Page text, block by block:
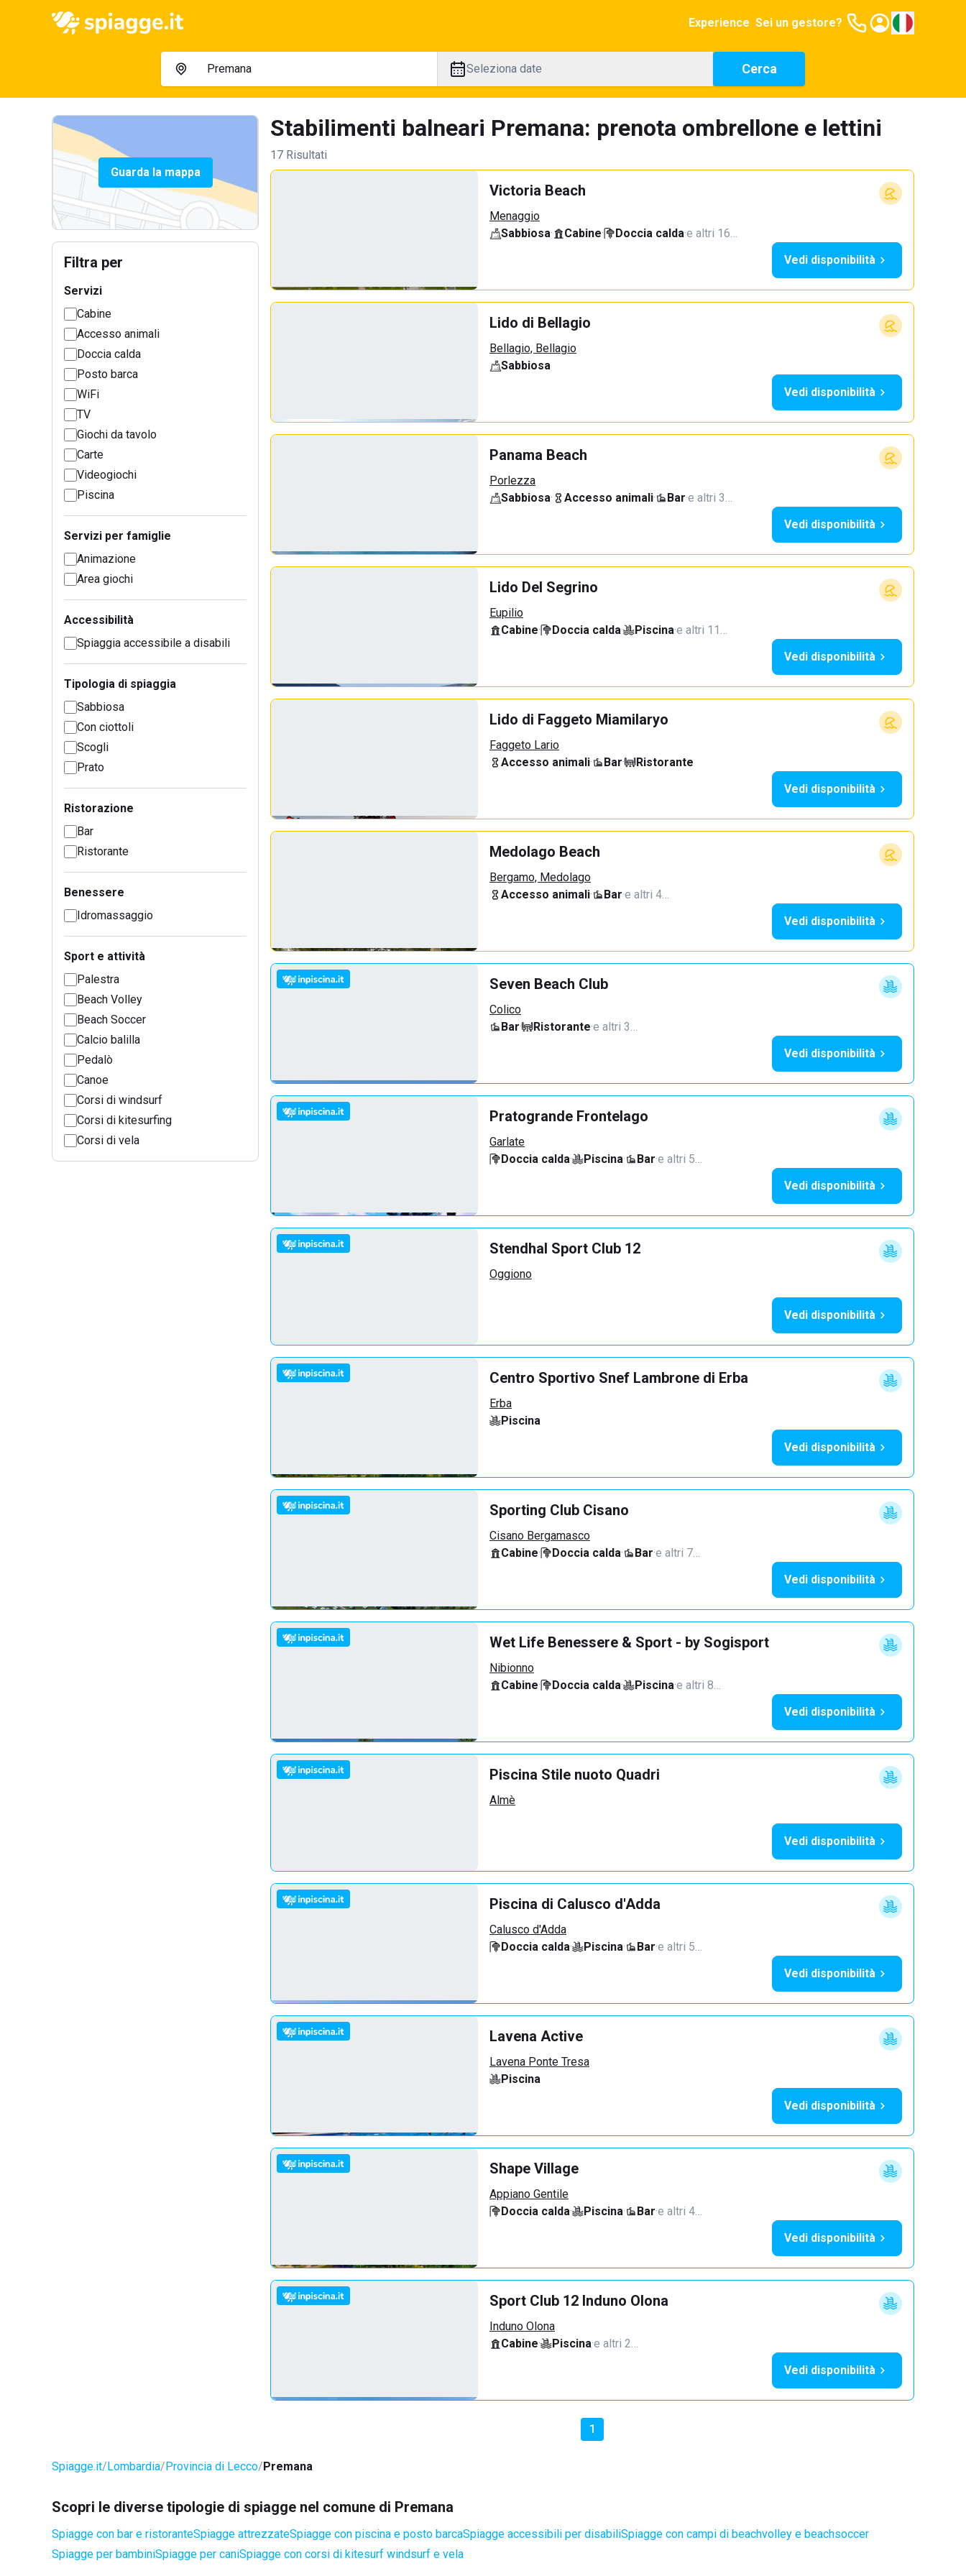
Experience Sei un gestore?
Seleziona date Cerca
Guarda la mappa
Filtra per
Servizi
Cabine
Accesso animali
Doccia calda
Posto barca
WiFi
TV
Giochi da tavolo
Carte
Videogiochi
Piscina
Servizi per famiglie
Animazione
Area giochi
Accessibilità
Spiaggia accessibile a disabili
Tipologia di spiaggia
Sabbiosa
Con ciottoli
Scogli
Prato
Ristorazione
Bar
Ristorante
Benessere
Idromassaggio
Sport e attività
Palestra
Beach Volley
Beach Soccer
Calcio balilla
Pedalò
Canoe
Corsi di windsurf
Corsi di kitesurfing
Corsi di vela
Stabilimenti balneari Premana: prenota ombrellone e lettini
17 Risultati
Victoria Beach
Menaggio
Sabbiosa· Cabine· Doccia calda·e altri 16…
Vedi disponibilità
Lido di Bellagio
Bellagio, Bellagio
Sabbiosa
Vedi disponibilità
Panama Beach
Porlezza
Sabbiosa· Accesso animali· Bar·e altri 3…
Vedi disponibilità
Lido Del Segrino
Eupilio
Cabine· Doccia calda· Piscina·e altri 11…
Vedi disponibilità
Lido di Faggeto Miamilaryo
Faggeto Lario
Accesso animali· Bar·
Ristorante
Vedi disponibilità
Medolago Beach
Bergamo, Medolago
Accesso animali· Bar·e altri 4…
Vedi disponibilità
Seven Beach Club
Colico
Bar· Ristorante·e altri 3…
Vedi disponibilità
Pratogrande Frontelago
Garlate
Doccia calda· Piscina· Bar·e altri 5…
Vedi disponibilità
Stendhal Sport Club 12
Oggiono
Vedi disponibilità
Centro Sportivo Snef Lambrone di Erba
Erba
Piscina
Vedi disponibilità
Sporting Club Cisano
Cisano Bergamasco
Cabine· Doccia calda· Bar·e altri 7…
Vedi disponibilità
Wet Life Benessere & Sport - by Sogisport
Nibionno
Cabine· Doccia calda· Piscina·e altri 8…
Vedi disponibilità
Piscina Stile nuoto Quadri
Almè
Vedi disponibilità
Piscina di Calusco d'Adda
Calusco d'Adda
Doccia calda· Piscina· Bar·e altri 5…
Vedi disponibilità
Lavena Active
Lavena Ponte Tresa
Piscina
Vedi disponibilità
Shape Village
Appiano Gentile
Doccia calda· Piscina· Bar·e altri 4…
Vedi disponibilità
Sport Club 12 Induno Olona
Induno Olona
Cabine· Piscina·e altri 2…
Vedi disponibilità
1
Spiagge.it Lombardia Provincia di Lecco Premana
Scopri le diverse tipologie di spiagge nel comune di Premana
Spiagge con bar e ristoranteSpiagge attrezzateSpiagge con piscina e posto barcaSpiagge accessibili per disabiliSpiagge con campi di beachvolley e beachsoccer
Spiagge per bambiniSpiagge per caniSpiagge con corsi di kitesurf windsurf e vela